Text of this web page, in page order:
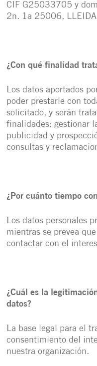
CIF G25033705 y
2n. 1a 25006,
¿Con qué finalidad
Los datos aportados
poder prestarle con
solicitado, y serán
finalidades: gestionar
publicidad y
consultas y
¿Por cuánto tiempo
Los datos personales
mientras se prevea
contactar con el
¿Cuál es la
datos?
La base legal para el
consentimiento del
nuestra organización.